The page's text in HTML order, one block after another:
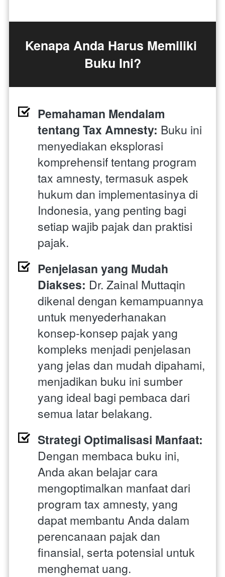
Kenapa Anda Harus Memiliki
Buku Ini?
Pemahaman Mendalam
tentang Tax Amnesty: Buku ini
menyediakan eksplorasi
komprehensif tentang program
tax amnesty, termasuk aspek
hukum dan implementasinya di
Indonesia, yang penting bagi
setiap wajib pajak dan praktisi
pajak.
Penjelasan yang Mudah
Diakses: Dr. Zainal Muttaqin
dikenal dengan kemampuannya
untuk menyederhanakan
konsep-konsep pajak yang
kompleks menjadi penjelasan
yang jelas dan mudah dipahami,
menjadikan buku ini sumber
yang ideal bagi pembaca dari
semua latar belakang.
Strategi Optimalisasi Manfaat:
Dengan membaca buku ini,
Anda akan belajar cara
mengoptimalkan manfaat dari
program tax amnesty, yang
dapat membantu Anda dalam
perencanaan pajak dan
finansial, serta potensial untuk
menghemat uang.